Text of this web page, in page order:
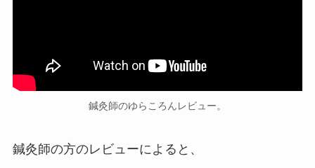
鍼灸師のゆらころんレビュー。
鍼灸師の方のレビューによると、